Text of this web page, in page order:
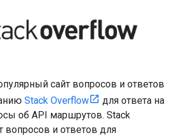
сайт вопросов и ответов
Stack Overflow
для ответа на
об API маршрутов. Stack
вопросов и ответов для